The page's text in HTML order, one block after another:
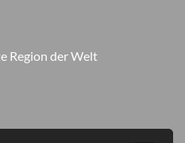
Region der Welt